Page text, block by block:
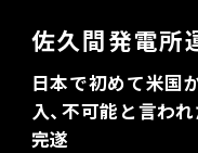
佐久間発電所
日本で初めて米国
入、不可能と言わ
完遂